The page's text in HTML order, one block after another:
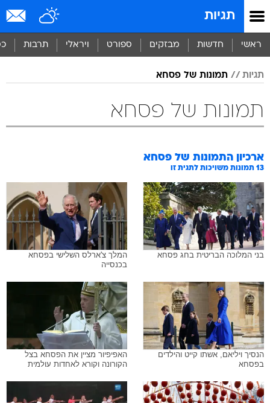
תגיות
ראשי חדשות מבזקים ספורט ויראלי תרבות
תגיות תמונות של פסחא
תמונות של פסחא
ארכיון התמונות של פסחא
13 תמונות משויכות לתגית זו
בני המלוכה הבריטית בחג פסחא
המלך צ'ארלס השלישי בפסחא
בכנסייה
הנסיך ויליאם, אשתו קייט והילדים
בפסחא
האפיפיור מציין את הפסחא בצל
הקורונה וקורא לאחדות עולמית